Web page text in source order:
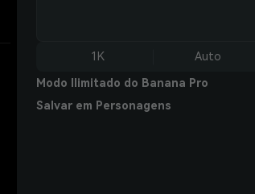
1K Auto
Modo Ilimitado do Banana Pro
Salvar em Personagens